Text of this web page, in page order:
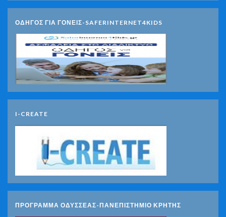
ΟΔΗΓΟΣ ΓΙΑ ΓΟΝΕΙΣ-SAFERINTERNET4KIDS
I-CREATE
ΠΡΟΓΡΑΜΜΑ ΟΔΥΣΣΕΑΣ-ΠΑΝΕΠΙΣΤΗΜΙΟ ΚΡΗΤΗΣ